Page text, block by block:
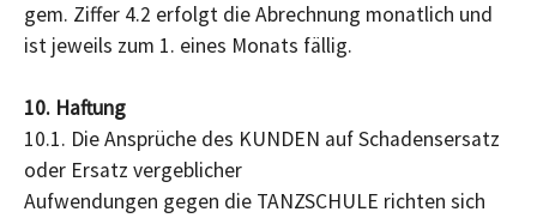
gem. Ziffer 4.2 erfolgt die Abrechnung monatlich und
ist jeweils zum 1. eines Monats fällig.
10. Haftung
10.1. Die Ansprüche des KUNDEN auf Schadensersatz
oder Ersatz vergeblicher
Aufwendungen gegen die TANZSCHULE richten sich